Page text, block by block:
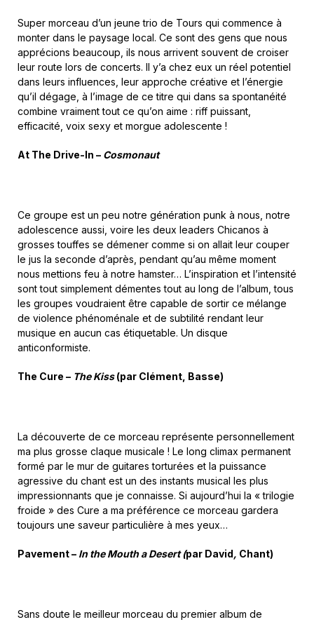
Super morceau d’un jeune trio de Tours qui commence à
monter dans le paysage local. Ce sont des gens que nous
apprécions beaucoup, ils nous arrivent souvent de croiser
leur route lors de concerts. Il y’a chez eux un réel potentiel
dans leurs influences, leur approche créative et l’énergie
qu’il dégage, à l’image de ce titre qui dans sa spontanéité
combine vraiment tout ce qu’on aime : riff puissant,
efficacité, voix sexy et morgue adolescente !
At The Drive-In – Cosmonaut
Ce groupe est un peu notre génération punk à nous, notre
adolescence aussi, voire les deux leaders Chicanos à
grosses touffes se démener comme si on allait leur couper
le jus la seconde d’après, pendant qu’au même moment
nous mettions feu à notre hamster… L’inspiration et l’intensité
sont tout simplement démentes tout au long de l’album, tous
les groupes voudraient être capable de sortir ce mélange
de violence phénoménale et de subtilité rendant leur
musique en aucun cas étiquetable. Un disque
anticonformiste.
The Cure – The Kiss(par Clément, Basse)
La découverte de ce morceau représente personnellement
ma plus grosse claque musicale ! Le long climax permanent
formé par le mur de guitares torturées et la puissance
agressive du chant est un des instants musical les plus
impressionnants que je connaisse. Si aujourd’hui la « trilogie
froide » des Cure a ma préférence ce morceau gardera
toujours une saveur particulière à mes yeux…
Pavement – Inthe Mouth a Desert (par David, Chant)
Sans doute le meilleur morceau du premier album de